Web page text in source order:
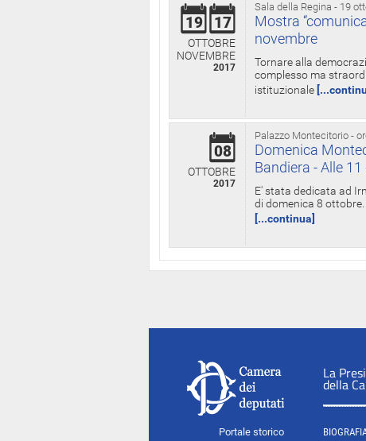
Sala della Regina - 19
19 17
OTTOBRE
NOVEMBRE
2017
Mostra
novembre
Tornare alla
complesso ma
istituzionale
Palazzo Montecitorio -
08
OTTOBRE
2017
Domenica
Bandiera - Alle
E' stata dedicata ad
di domenica 8
[...continua]
Portale storico
La
della